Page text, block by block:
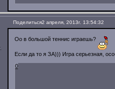
Поделиться2 апреля, 2013г. 13:54:32
Оо в большой теннис играешь?
Если да то я ЗА))) Игра серьезная,
0